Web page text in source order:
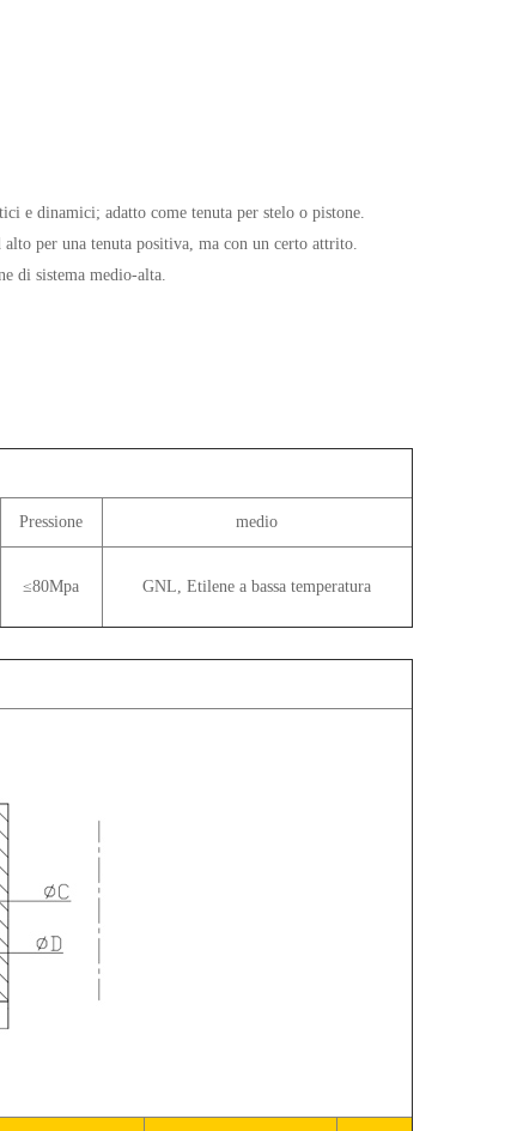
e dinamici; adatto come tenuta per stelo o pistone.
per una tenuta positiva, ma con un certo attrito.
di sistema medio-alta.
Pressione medio
≤80Mpa GNL, Etilene a bassa temperatura